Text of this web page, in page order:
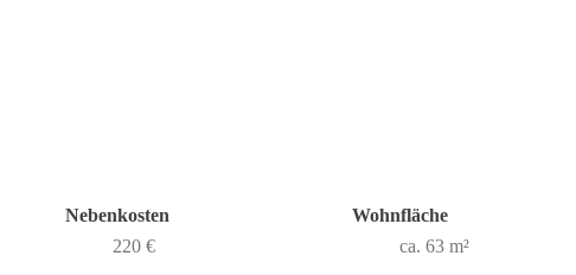
Nebenkosten
220 €
Wohnfläche
ca. 63 m²